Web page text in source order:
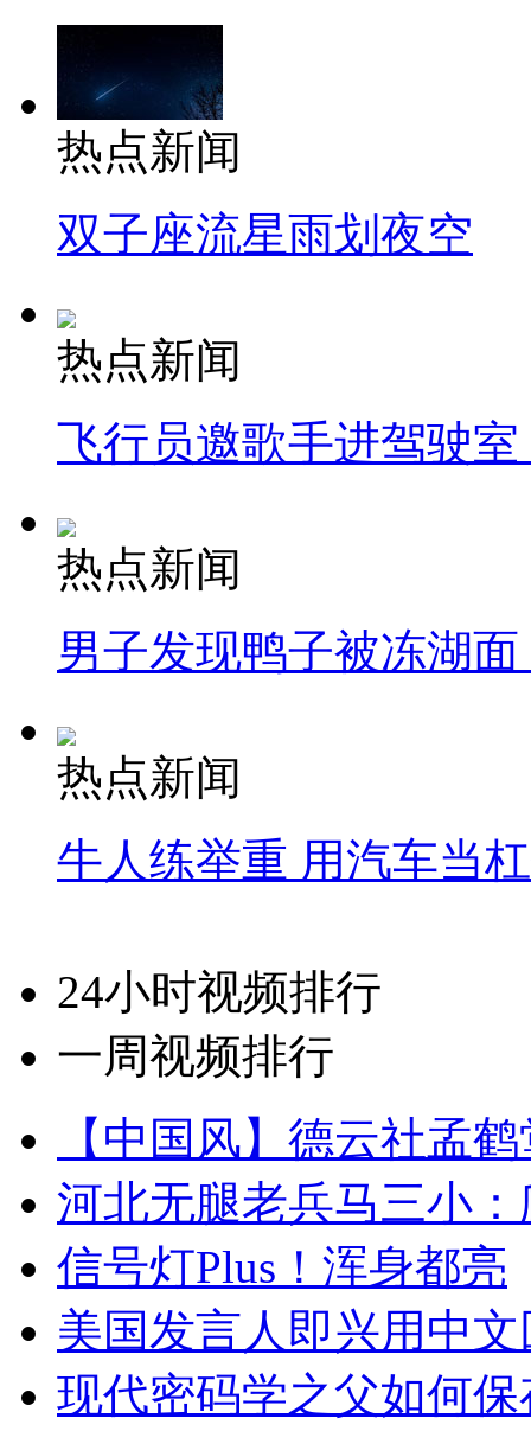
热点新闻
双子座流星雨划夜空
热点新闻
飞行员邀歌手进驾驶
热点新闻
男子发现鸭子被冻湖
热点新闻
牛人练举重 用汽车当
24小时视频排行
一周视频排行
【中国风】德云社孟
河北无腿老兵马三小
信号灯Plus！浑身都亮
美国发言人即兴用中
现代密码学之父如何